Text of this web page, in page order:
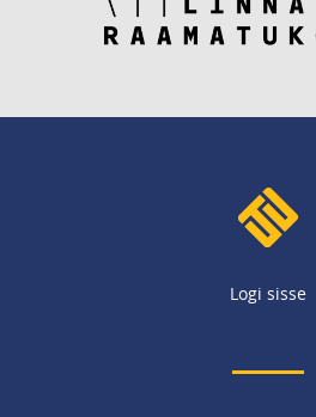
Logi sisse